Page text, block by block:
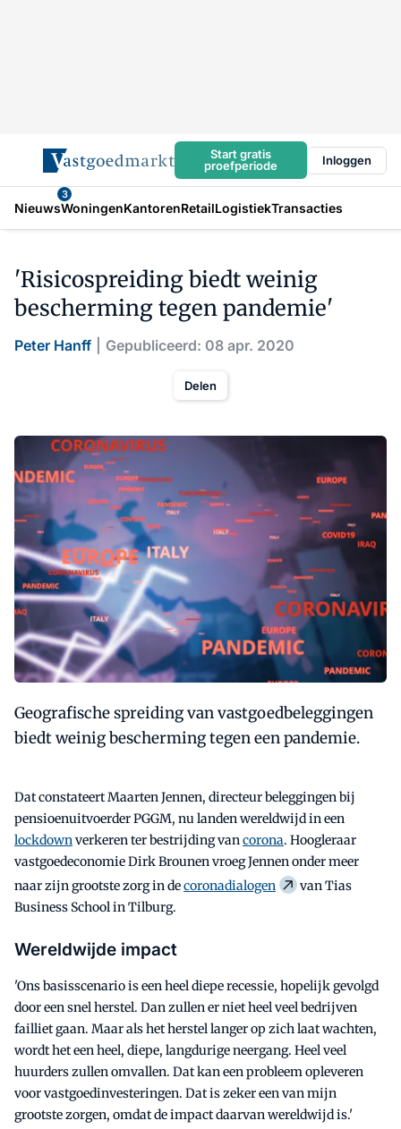
Start gratis
proefperiode
Inloggen
Nieuws
3
WoningenKantorenRetailLogistiekTransacties
'Risicospreiding biedt weinig
bescherming tegen pandemie'
Peter Hanff Gepubliceerd: 08 apr. 2020
Delen
Geografische spreiding van vastgoedbeleggingen
biedt weinig bescherming tegen een pandemie.
Dat constateert Maarten Jennen, directeur beleggingen bij
pensioenuitvoerder PGGM, nu landen wereldwijd in een
lockdownverkeren ter bestrijding vancorona. Hoogleraar
vastgoedeconomie Dirk Brounen vroeg Jennen onder meer
naar zijn grootste zorg in decoronadialogen
van Tias
Business School in Tilburg.
Wereldwijde impact
'Ons basisscenario is een heel diepe recessie, hopelijk gevolgd
door een snel herstel. Dan zullen er niet heel veel bedrijven
failliet gaan. Maar als het herstel langer op zich laat wachten,
wordt het een heel, diepe, langdurige neergang. Heel veel
huurders zullen omvallen. Dat kan een probleem opleveren
voor vastgoedinvesteringen. Dat is zeker een van mijn
grootste zorgen, omdat de impact daarvan wereldwijd is.'